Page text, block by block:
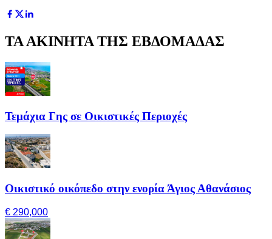
ΤΑ ΑΚΙΝΗΤΑ ΤΗΣ ΕΒΔΟΜΑΔΑΣ
Τεμάχια Γης σε Οικιστικές Περιοχές
Οικιστικό οικόπεδο στην ενορία Άγιος Αθανάσιος
€ 290,000